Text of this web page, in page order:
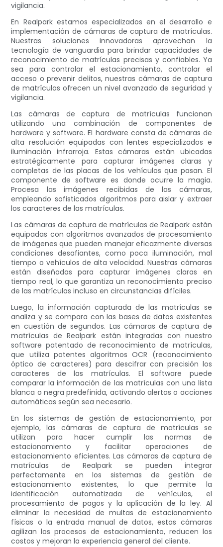
vigilancia.
En Realpark estamos especializados en el desarrollo e
implementación de cámaras de captura de matrículas.
Nuestras soluciones innovadoras aprovechan la
tecnología de vanguardia para brindar capacidades de
reconocimiento de matrículas precisas y confiables. Ya
sea para controlar el estacionamiento, controlar el
acceso o prevenir delitos, nuestras cámaras de captura
de matrículas ofrecen un nivel avanzado de seguridad y
vigilancia.
Las cámaras de captura de matrículas funcionan
utilizando una combinación de componentes de
hardware y software. El hardware consta de cámaras de
alta resolución equipadas con lentes especializados e
iluminación infrarroja. Estas cámaras están ubicadas
estratégicamente para capturar imágenes claras y
completas de las placas de los vehículos que pasan. El
componente de software es donde ocurre la magia.
Procesa las imágenes recibidas de las cámaras,
empleando sofisticados algoritmos para aislar y extraer
los caracteres de las matrículas.
Las cámaras de captura de matrículas de Realpark están
equipadas con algoritmos avanzados de procesamiento
de imágenes que pueden manejar eficazmente diversas
condiciones desafiantes, como poca iluminación, mal
tiempo o vehículos de alta velocidad. Nuestras cámaras
están diseñadas para capturar imágenes claras en
tiempo real, lo que garantiza un reconocimiento preciso
de las matrículas incluso en circunstancias difíciles.
Luego, la información capturada de las matrículas se
analiza y se compara con las bases de datos existentes
en cuestión de segundos. Las cámaras de captura de
matrículas de Realpark están integradas con nuestro
software patentado de reconocimiento de matrículas,
que utiliza potentes algoritmos OCR (reconocimiento
óptico de caracteres) para descifrar con precisión los
caracteres de las matrículas. El software puede
comparar la información de las matrículas con una lista
blanca o negra predefinida, activando alertas o acciones
automáticas según sea necesario.
En los sistemas de gestión de estacionamiento, por
ejemplo, las cámaras de captura de matrículas se
utilizan para hacer cumplir las normas de
estacionamiento y facilitar operaciones de
estacionamiento eficientes. Las cámaras de captura de
matrículas de Realpark se pueden integrar
perfectamente en los sistemas de gestión de
estacionamiento existentes, lo que permite la
identificación automatizada de vehículos, el
procesamiento de pagos y la aplicación de la ley. Al
eliminar la necesidad de multas de estacionamiento
físicas o la entrada manual de datos, estas cámaras
agilizan los procesos de estacionamiento, reducen los
costos y mejoran la experiencia general del cliente.